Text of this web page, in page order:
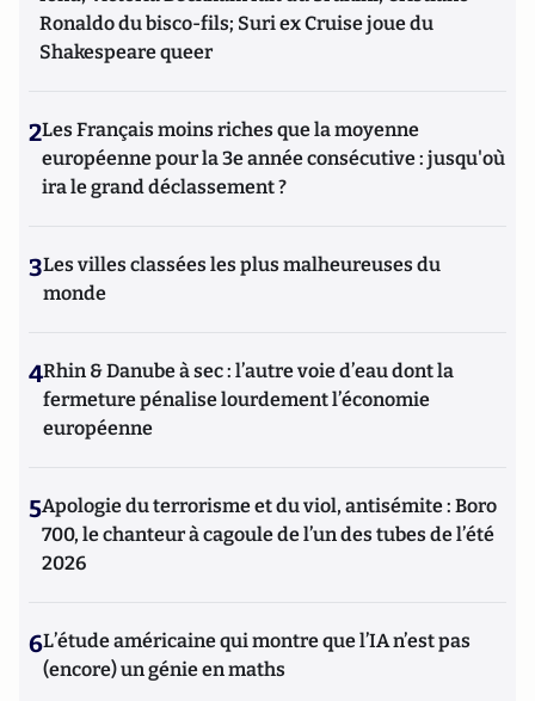
Ronaldo du bisco-fils; Suri ex Cruise joue du
Shakespeare queer
2Les Français moins riches que la moyenne
européenne pour la 3e année consécutive : jusqu'où
ira le grand déclassement ?
3Les villes classées les plus malheureuses du
monde
4Rhin & Danube à sec : l’autre voie d’eau dont la
fermeture pénalise lourdement l’économie
européenne
5Apologie du terrorisme et du viol, antisémite : Boro
700, le chanteur à cagoule de l’un des tubes de l’été
2026
6L’étude américaine qui montre que l’IA n’est pas
(encore) un génie en maths